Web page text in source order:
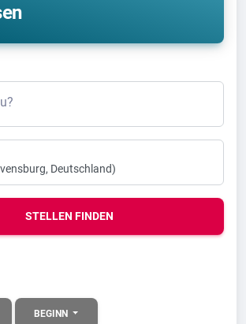
STELLEN FINDEN
BEGINN